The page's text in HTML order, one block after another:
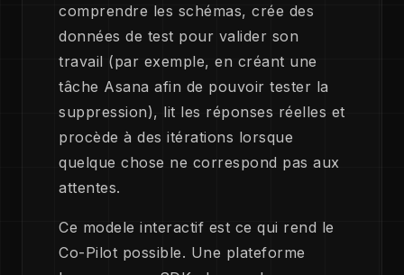
comprendre les schémas, crée des
données de test pour valider son
travail (par exemple, en créant une
tâche Asana afin de pouvoir tester la
suppression), lit les réponses réelles et
procède à des itérations lorsque
quelque chose ne correspond pas aux
attentes.
Ce modele interactif est ce qui rend le
Co-Pilot possible. Une plateforme